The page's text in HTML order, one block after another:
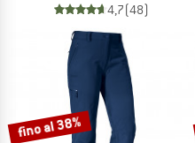
4,7(48)
fino al 38%